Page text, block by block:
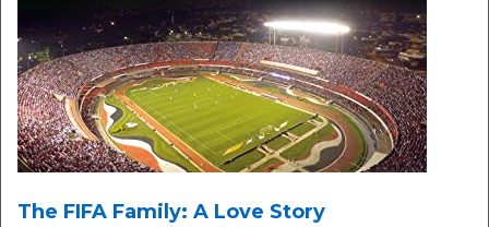
The FIFA Family: A Love Story